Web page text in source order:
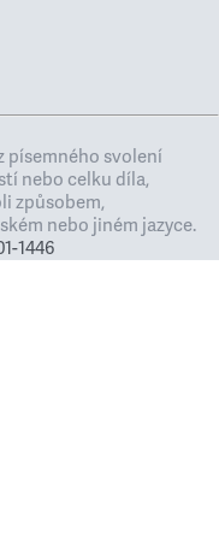
písemného svolení
nebo celku díla,
způsobem,
nebo jiném jazyce.
1446